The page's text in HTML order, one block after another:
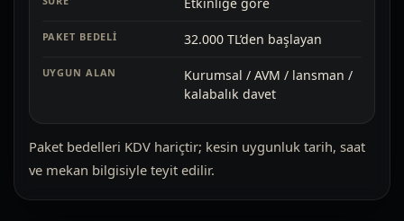
Etkinliğe göre
32.000 TL’den başlayan
Kurumsal / AVM / lansman /
kalabalık davet
Paket bedelleri KDV hariçtir; kesin uygunluk tarih, saat
ve mekan bilgisiyle teyit edilir.